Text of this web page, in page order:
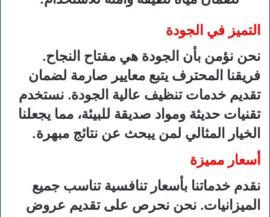
التميز في الجودة
نحن نؤمن بأن الجودة هي مفتاح النجاح.
فريقنا المحترف يتبع معايير صارمة لضمان
تقديم خدمات تنظيف عالية الجودة. نستخدم
تقنيات حديثة ومواد صديقة للبيئة، مما يجعلنا
الخيار المثالي لمن يبحث عن نتائج مبهرة.
أسعار مميزة
نقدم خدماتنا بأسعار تنافسية تناسب جميع
الميزانيات. نحن نحرص على تقديم عروض